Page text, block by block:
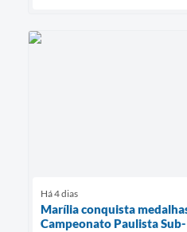
Há 4 dias
Marília conquista
Campeonato Paulista